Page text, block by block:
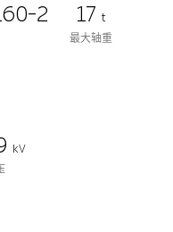
2 17 t
最大轴重
kV